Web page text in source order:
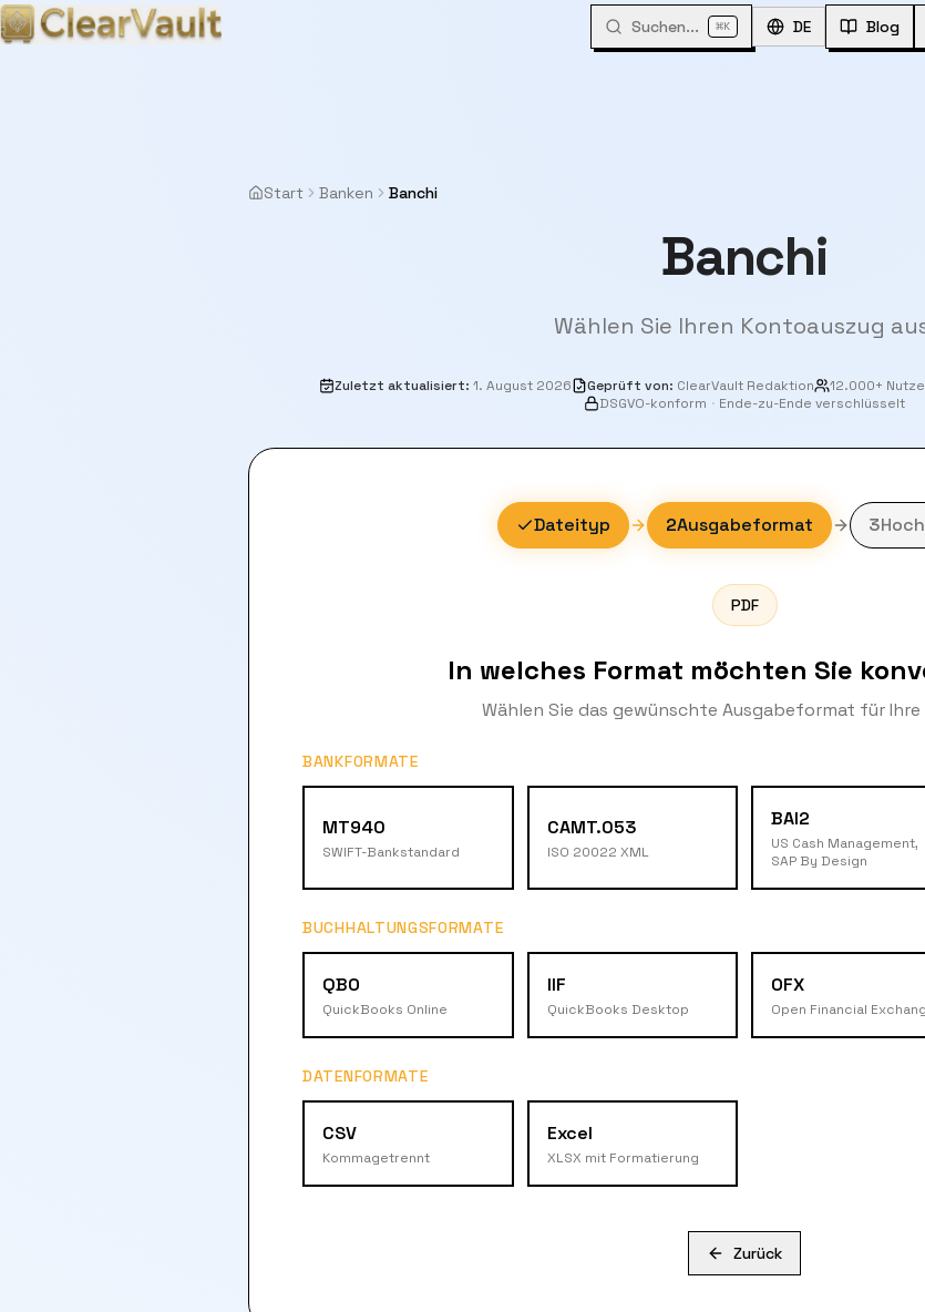
Suchen... ⌘K DE Blog
Start Banken Banchi
Banchi
Wählen Sie Ihren Kontoauszug
Zuletzt aktualisiert: 1. August 2026 Geprüft von: ClearVault Redaktion 12.000+
DSGVO-konform · Ende-zu-Ende verschlüsselt
Dateityp 2Ausgabeformat 3
PDF
In welches Format möchten Sie
Wählen Sie das gewünschte Ausgabeformat für Ihre
BANKFORMATE
MT940
SWIFT-Bankstandard
CAMT.053
ISO 20022 XML
BAI2
US Cash Management,
SAP By Design
BUCHHALTUNGSFORMATE
QBO
QuickBooks Online
IIF
QuickBooks Desktop
OFX
Open Financial
DATENFORMATE
CSV
Kommagetrennt
Excel
XLSX mit Formatierung
Zurück